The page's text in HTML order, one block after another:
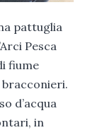
pattuglia
Pesca
fiume
d’acqua
in